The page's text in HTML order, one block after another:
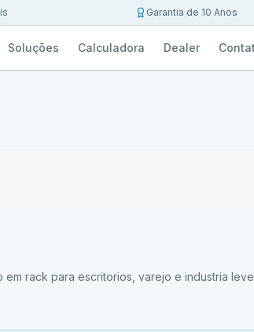
Garantia de 10 Anos
Soluções Calculadora Dealer
em rack para escritorios, varejo e industria